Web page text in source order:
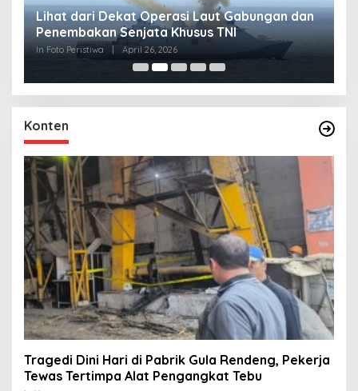
Lihat dari Dekat Operasi Laut Gabungan dan
Penembakan Senjata Khusus TNI
In Foto Peristiwa April 26, 2026
Konten
Tragedi Dini Hari di Pabrik Gula Rendeng, Pekerja
Tewas Tertimpa Alat Pengangkat Tebu